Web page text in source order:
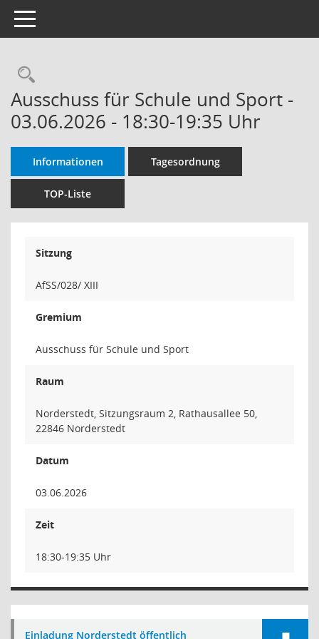
Toggle navigation
Rechercheauswahl
Ausschuss für Schule und Sport -
03.06.2026 - 18:30-19:35 Uhr
Informationen Tagesordnung
TOP-Liste
Sitzung
AfSS/028/ XIII
Gremium
Ausschuss für Schule und Sport
Raum
Norderstedt, Sitzungsraum 2, Rathausallee 50,
22846 Norderstedt
Datum
03.06.2026
Zeit
18:30-19:35 Uhr
Einladung Norderstedt öffentlich